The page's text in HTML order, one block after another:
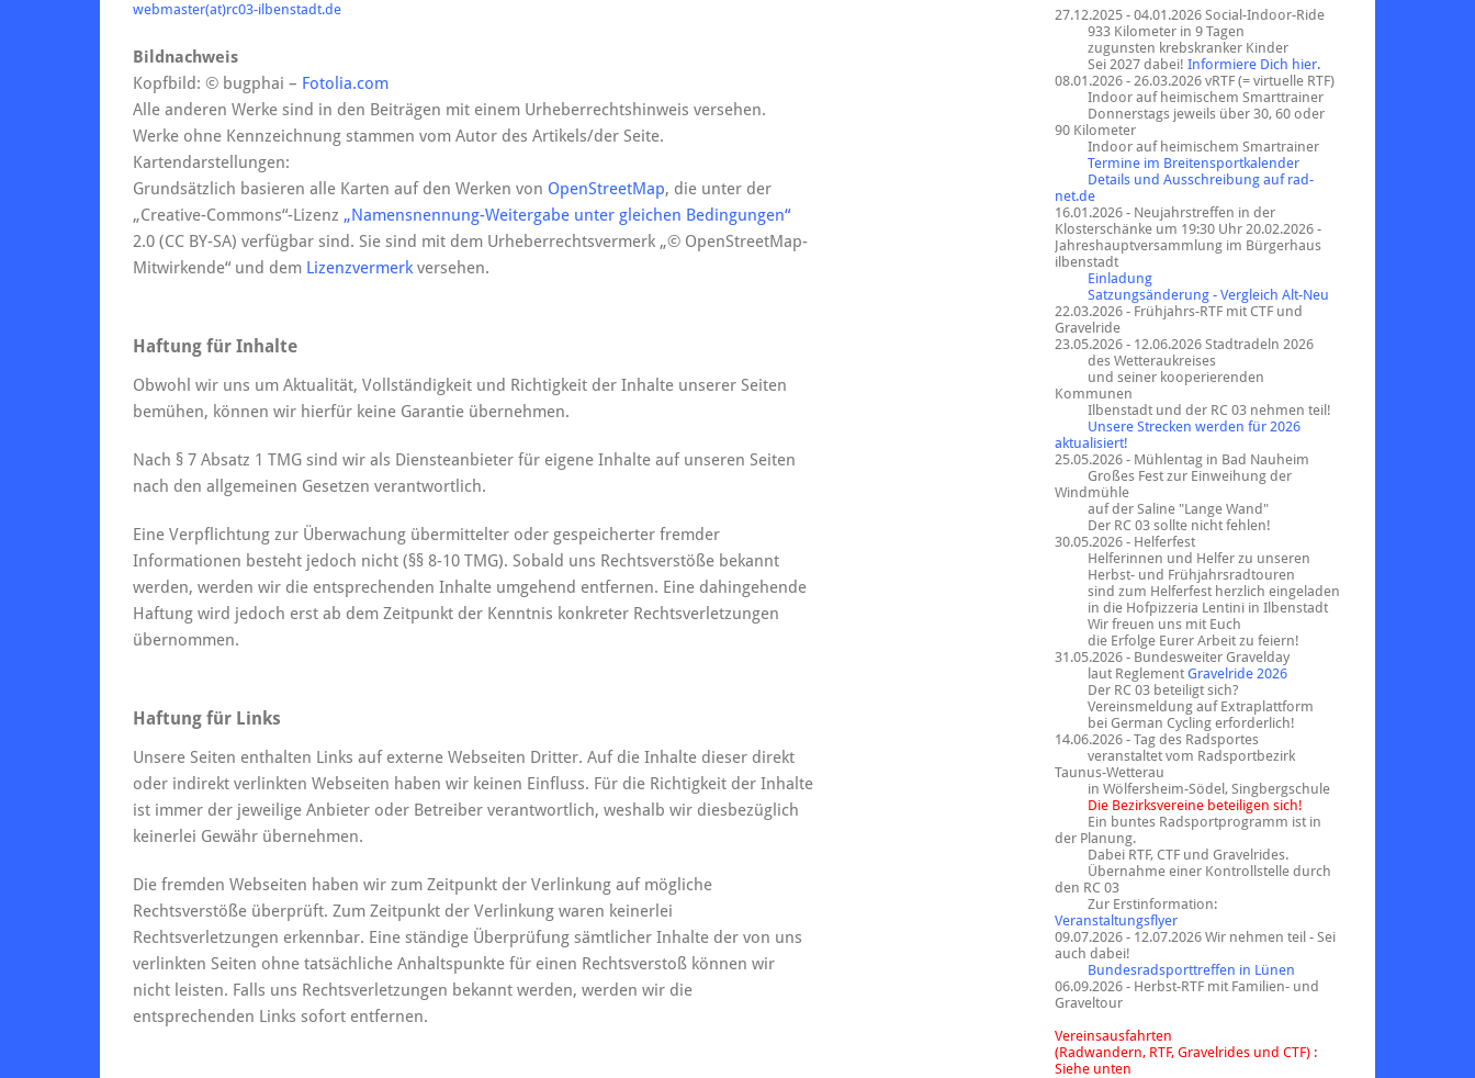
webmaster(at)rc03-ilbenstadt.de
Bildnachweis
Kopfbild: © bugphai – Fotolia.com
Alle anderen Werke sind in den Beiträgen mit einem Urheberrechtshinweis versehen.
Werke ohne Kennzeichnung stammen vom Autor des Artikels/der Seite.
Kartendarstellungen:
Grundsätzlich basieren alle Karten auf den Werken von OpenStreetMap, die unter der
„Creative-Commons“-Lizenz „Namensnennung-Weitergabe unter gleichen Bedingungen“
2.0 (CC BY-SA) verfügbar sind. Sie sind mit dem Urheberrechtsvermerk „© OpenStreetMap-
Mitwirkende“ und dem Lizenzvermerk versehen.
Haftung für Inhalte
Obwohl wir uns um Aktualität, Vollständigkeit und Richtigkeit der Inhalte unserer Seiten
bemühen, können wir hierfür keine Garantie übernehmen.
Nach § 7 Absatz 1 TMG sind wir als Diensteanbieter für eigene Inhalte auf unseren Seiten
nach den allgemeinen Gesetzen verantwortlich.
Eine Verpflichtung zur Überwachung übermittelter oder gespeicherter fremder
Informationen besteht jedoch nicht (§§ 8-10 TMG). Sobald uns Rechtsverstöße bekannt
werden, werden wir die entsprechenden Inhalte umgehend entfernen. Eine dahingehende
Haftung wird jedoch erst ab dem Zeitpunkt der Kenntnis konkreter Rechtsverletzungen
übernommen.
Haftung für Links
Unsere Seiten enthalten Links auf externe Webseiten Dritter. Auf die Inhalte dieser direkt
oder indirekt verlinkten Webseiten haben wir keinen Einfluss. Für die Richtigkeit der Inhalte
ist immer der jeweilige Anbieter oder Betreiber verantwortlich, weshalb wir diesbezüglich
keinerlei Gewähr übernehmen.
Die fremden Webseiten haben wir zum Zeitpunkt der Verlinkung auf mögliche
Rechtsverstöße überprüft. Zum Zeitpunkt der Verlinkung waren keinerlei
Rechtsverletzungen erkennbar. Eine ständige Überprüfung sämtlicher Inhalte der von uns
verlinkten Seiten ohne tatsächliche Anhaltspunkte für einen Rechtsverstoß können wir
nicht leisten. Falls uns Rechtsverletzungen bekannt werden, werden wir die
entsprechenden Links sofort entfernen.
27.12.2025 - 04.01.2026 Social-Indoor-Ride
933 Kilometer in 9 Tagen
zugunsten krebskranker Kinder
Sei 2027 dabei! Informiere Dich hier.
08.01.2026 - 26.03.2026 vRTF (= virtuelle RTF)
Indoor auf heimischem Smarttrainer
Donnerstags jeweils über 30, 60 oder
90 Kilometer
Indoor auf heimischem Smartrainer
Termine im Breitensportkalender
Details und Ausschreibung auf rad-
net.de
16.01.2026 - Neujahrstreffen in der
Klosterschänke um 19:30 Uhr 20.02.2026 -
Jahreshauptversammlung im Bürgerhaus
ilbenstadt
Einladung
Satzungsänderung - Vergleich Alt-Neu
22.03.2026 - Frühjahrs-RTF mit CTF und
Gravelride
23.05.2026 - 12.06.2026 Stadtradeln 2026
des Wetteraukreises
und seiner kooperierenden
Kommunen
Ilbenstadt und der RC 03 nehmen teil!
Unsere Strecken werden für 2026
aktualisiert!
25.05.2026 - Mühlentag in Bad Nauheim
Großes Fest zur Einweihung der
Windmühle
auf der Saline "Lange Wand"
Der RC 03 sollte nicht fehlen!
30.05.2026 - Helferfest
Helferinnen und Helfer zu unseren
Herbst- und Frühjahrsradtouren
sind zum Helferfest herzlich eingeladen
in die Hofpizzeria Lentini in Ilbenstadt
Wir freuen uns mit Euch
die Erfolge Eurer Arbeit zu feiern!
31.05.2026 - Bundesweiter Gravelday
laut Reglement Gravelride 2026
Der RC 03 beteiligt sich?
Vereinsmeldung auf Extraplattform
bei German Cycling erforderlich!
14.06.2026 - Tag des Radsportes
veranstaltet vom Radsportbezirk
Taunus-Wetterau
in Wölfersheim-Södel, Singbergschule
Die Bezirksvereine beteiligen sich!
Ein buntes Radsportprogramm ist in
der Planung.
Dabei RTF, CTF und Gravelrides.
Übernahme einer Kontrollstelle durch
den RC 03
Zur Erstinformation:
Veranstaltungsflyer
09.07.2026 - 12.07.2026 Wir nehmen teil - Sei
auch dabei!
Bundesradsporttreffen in Lünen
06.09.2026 - Herbst-RTF mit Familien- und
Graveltour
Vereinsausfahrten
(Radwandern, RTF, Gravelrides und CTF) :
Siehe unten